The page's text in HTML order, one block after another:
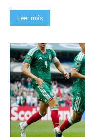
Leer más